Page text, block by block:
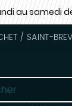
au samedi
/ SAINT-